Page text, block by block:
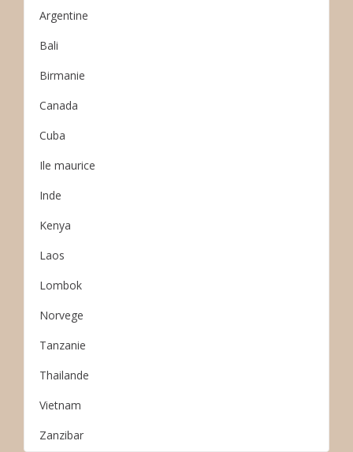
Argentine
Bali
Birmanie
Canada
Cuba
Ile maurice
Inde
Kenya
Laos
Lombok
Norvege
Tanzanie
Thailande
Vietnam
Zanzibar